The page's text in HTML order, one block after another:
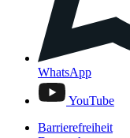
WhatsApp
YouTube
Barrierefreiheit